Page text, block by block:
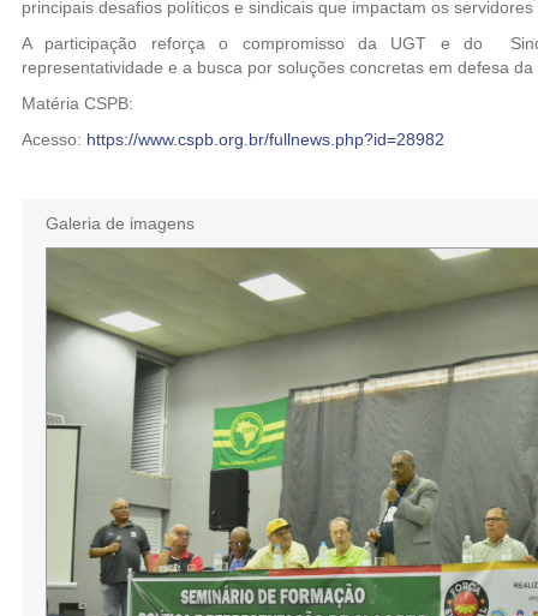
principais desafios políticos e sindicais que impactam os servidores
A participação reforça o compromisso da UGT e do
representatividade e a busca por soluções concretas em defesa
Matéria CSPB:
Acesso: https://www.cspb.org.br/fullnews.php?id=28982
Galeria de imagens